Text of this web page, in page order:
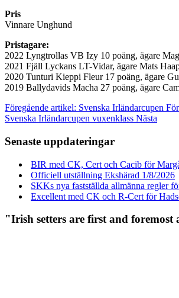
Pris
Vinnare Unghund
Pristagare:
2022 Lyngtrollas VB Izy 10 poäng, ägare
2021 Fjäll Lyckans LT-Vidar, ägare Mats
2020 Tunturi Kieppi Fleur 17 poäng, ägare
2019 Ballydavids Macha 27 poäng, ägare
Föregående artikel: Svenska Irländarcupen
Svenska Irländarcupen vuxenklass Nästa
Senaste uppdateringar
BIR med CK, Cert och Cacib för
Officiell utställning Ekshärad 1/8/2026
SKKs nya fastställda allmänna regler
Excellent med CK och R-Cert för
"Irish setters are first and foremost